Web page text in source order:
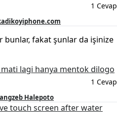
1 Cevap
fakat şunlar da işinize
lagi hanya mentok dilogo
1 Cevap
Halepoto
touch screen after water